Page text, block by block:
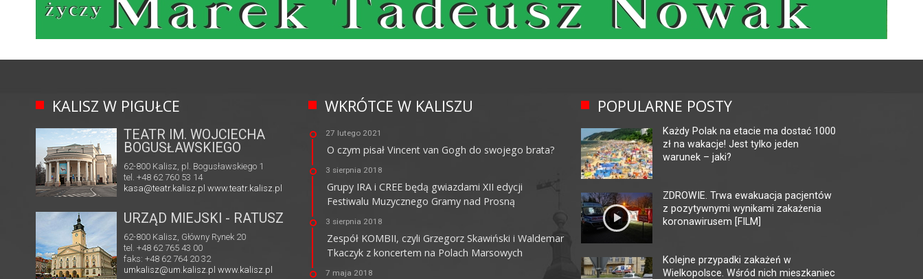
KALISZ W PIGUŁCE
TEATR IM. WOJCIECHA
BOGUSŁAWSKIEGO
62-800 Kalisz, pl. Bogusławskiego 1
tel. +48 62 760 53 14
kasa@teatr.kalisz.pl www.teatr.kalisz.pl
URZĄD MIEJSKI - RATUSZ
62-800 Kalisz, Główny Rynek 20
tel. +48 62 765 43 00
faks: +48 62 764 20 32
umkalisz@um.kalisz.pl www.kalisz.pl
WKRÓTCE W KALISZU
27 lutego 2021
O czym pisał Vincent van Gogh do swojego brata?
3 sierpnia 2018
Grupy IRA i CREE będą gwiazdami XII edycji
Festiwalu Muzycznego Gramy nad Prosną
3 sierpnia 2018
Zespół KOMBII, czyli Grzegorz Skawiński i Waldemar
Tkaczyk z koncertem na Polach Marsowych
7 maja 2018
POPULARNE POSTY
Każdy Polak na etacie ma dostać 1000
zł na wakacje! Jest tylko jeden
warunek – jaki?
ZDROWIE. Trwa ewakuacja pacjentów
z pozytywnymi wynikami zakażenia
koronawirusem [FILM]
Kolejne przypadki zakażeń w
Wielkopolsce. Wśród nich mieszkaniec